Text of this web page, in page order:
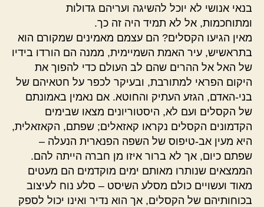
בנאי אנושי לא יוכל להשיגה ועריהם גדולות
ומתוחכמות, אל לא תמיד היה זה כך.
מאין הגיעו הקסלים? הם עצמם מאמינים שמקורם הוא
בתראשיש, עיר האמת השמיימית, ממנה הם הורדו בידיו
של האל אל ההרים שהם לב העולם כדי להפוך את
היקום הפראי למתורבת, ובעיקר לכפר על חטאיהם של
בני-האדם, הגזע העתיק והחוטא. אם נאמין באמונתם
של הקסלים ועם לא, היסטוריונים מצאו שבימים
הקדמונים הקסלים נקראו קאזאלים; שפתם, הקאזאלית,
היא מעין אב-טיפוס של השפה הפנארית הנעלה –
שפתם כיום, אך לא ברור איזו מן חברה הייתה להם.
הממצאים שנותרו מאותם ימים מוקדמים הם מעטים
מאוד ועשויים כולם מסלע השיסט – סלע נוח לעיצוב
בכוחותיהם של הקסלים, אך הוא נדיר ואינו יכול לספק